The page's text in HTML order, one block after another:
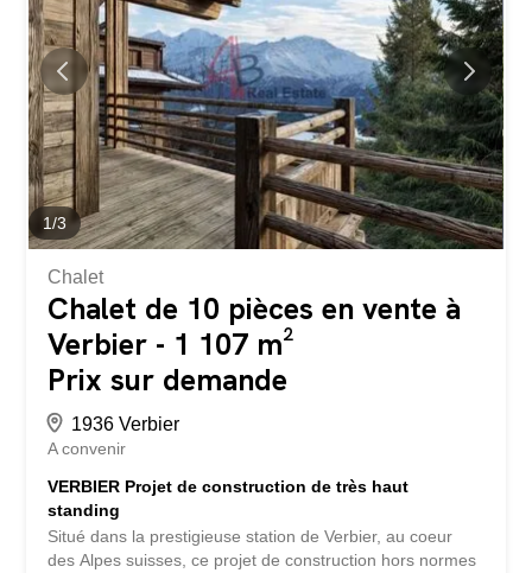
permettant de concevoir un intérieur entièrement
personnalisé : agencements, matériaux, cuisines, salles
de bains, sols et équipements techniques, selon ses
envies et son mode de vie. Caractéristiques principales :
Surface de vente : 283,90 m² Chalet individuel sur 3
niveaux Réalisé hors d'eau / hors d'air Finitions
entièrement au gré de...
1/3
Chalet
Chalet de 10 pièces en vente à
Verbier - 1 107 m²
Prix sur demande
1936 Verbier
A convenir
VERBIER Projet de construction de très haut
standing
Situé dans la prestigieuse station de Verbier, au coeur
des Alpes suisses, ce projet de construction hors normes